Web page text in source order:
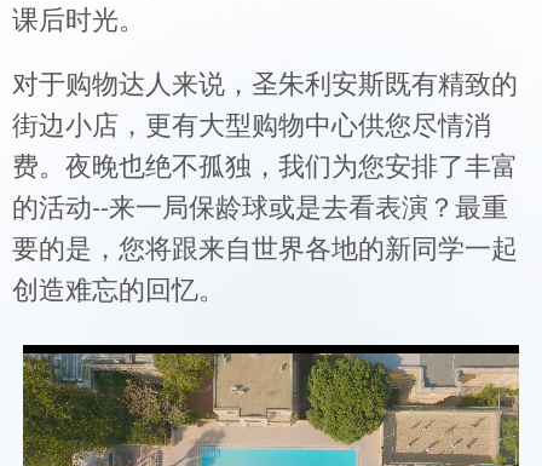
课后时光。
对于购物达人来说，圣朱利安斯既有精致的
街边小店，更有大型购物中心供您尽情消
费。夜晚也绝不孤独，我们为您安排了丰富
的活动--来一局保龄球或是去看表演？最重
要的是，您将跟来自世界各地的新同学一起
创造难忘的回忆。